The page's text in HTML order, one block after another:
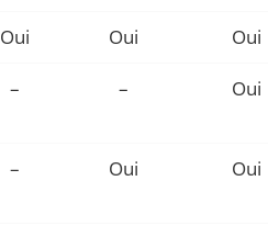
Oui Oui Oui
– – Oui
– Oui Oui